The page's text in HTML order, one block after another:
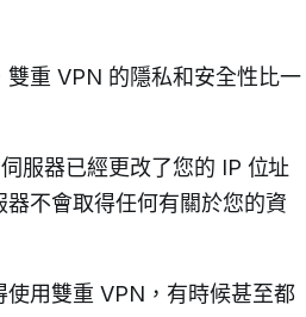
重 VPN 的隱私和安全性比一
服器已經更改了您的 IP 位址
不會取得任何有關於您的資
用雙重 VPN，有時候甚至都